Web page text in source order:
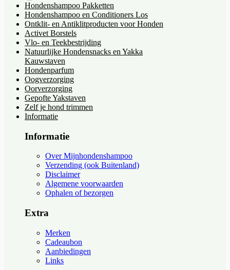
Hondenshampoo Pakketten
Hondenshampoo en Conditioners Los
Ontklit- en Antiklitproducten voor Honden
Activet Borstels
Vlo- en Teekbestrijding
Natuurlijke Hondensnacks en Yakka
Kauwstaven
Hondenparfum
Oogverzorging
Oorverzorging
Gepofte Yakstaven
Zelf je hond trimmen
Informatie
Informatie
Over Mijnhondenshampoo
Verzending (ook Buitenland)
Disclaimer
Algemene voorwaarden
Ophalen of bezorgen
Extra
Merken
Cadeaubon
Aanbiedingen
Links